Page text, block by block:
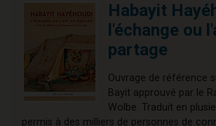
Habayit
l'échange ou
partage
Ouvrage de référence
Bayit approuvé par le
Wolbe. Traduit en
permis à des milliers de personnes de